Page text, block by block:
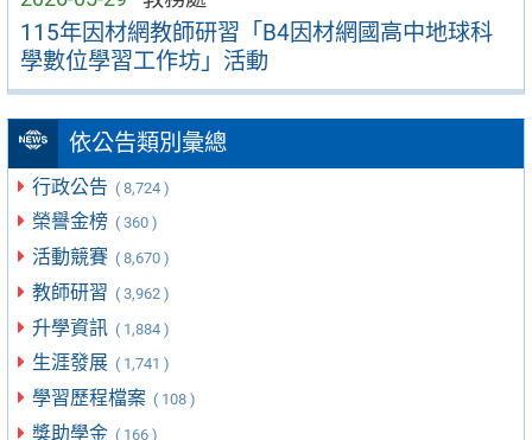
115年因材網教師研習「B4因材網國高中地球科
學數位學習工作坊」活動
依公告類別彙總
行政公告 ( 8,724 )
榮譽金榜 ( 360 )
活動競賽 ( 8,670 )
教師研習 ( 3,962 )
升學資訊 ( 1,884 )
生涯發展 ( 1,741 )
學習歷程檔案 ( 108 )
獎助學金 ( 166 )